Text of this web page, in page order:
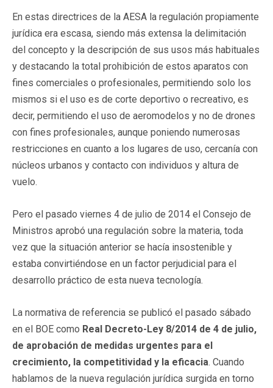
En estas directrices de la AESA la regulación propiamente
jurídica era escasa, siendo más extensa la delimitación
del concepto y la descripción de sus usos más habituales
y destacando la total prohibición de estos aparatos con
fines comerciales o profesionales, permitiendo solo los
mismos si el uso es de corte deportivo o recreativo, es
decir, permitiendo el uso de aeromodelos y no de drones
con fines profesionales, aunque poniendo numerosas
restricciones en cuanto a los lugares de uso, cercanía con
núcleos urbanos y contacto con individuos y altura de
vuelo.
Pero el pasado viernes 4 de julio de 2014 el Consejo de
Ministros aprobó una regulación sobre la materia, toda
vez que la situación anterior se hacía insostenible y
estaba convirtiéndose en un factor perjudicial para el
desarrollo práctico de esta nueva tecnología.
La normativa de referencia se publicó el pasado sábado
en el BOE como Real Decreto-Ley 8/2014 de 4 de julio,
de aprobación de medidas urgentes para el
crecimiento, la competitividad y la eficacia. Cuando
hablamos de la nueva regulación jurídica surgida en torno